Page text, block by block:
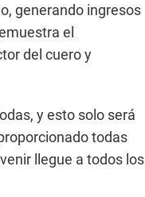
generando ingresos
el
del cuero y
y esto solo será
todas
llegue a todos los